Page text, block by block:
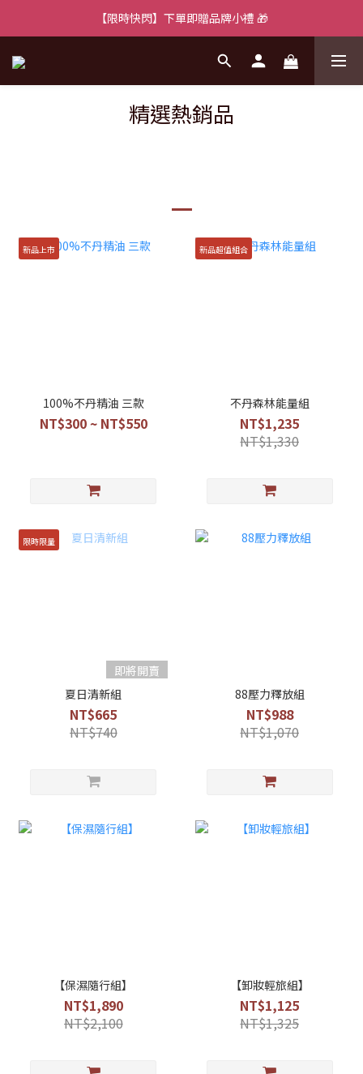
【限時快閃】下單即贈品牌小禮 🎁
精選熱銷品
新品上市
100%不丹精油 三款
NT$300 ~ NT$550
新品超值組合
不丹森林能量組
NT$1,235
NT$1,330
限時限量
即將開賣
夏日清新組
NT$665
NT$740
88壓力釋放組
NT$988
NT$1,070
【保濕隨行組】
NT$1,890
NT$2,100
【卸妝輕旅組】
NT$1,125
NT$1,325